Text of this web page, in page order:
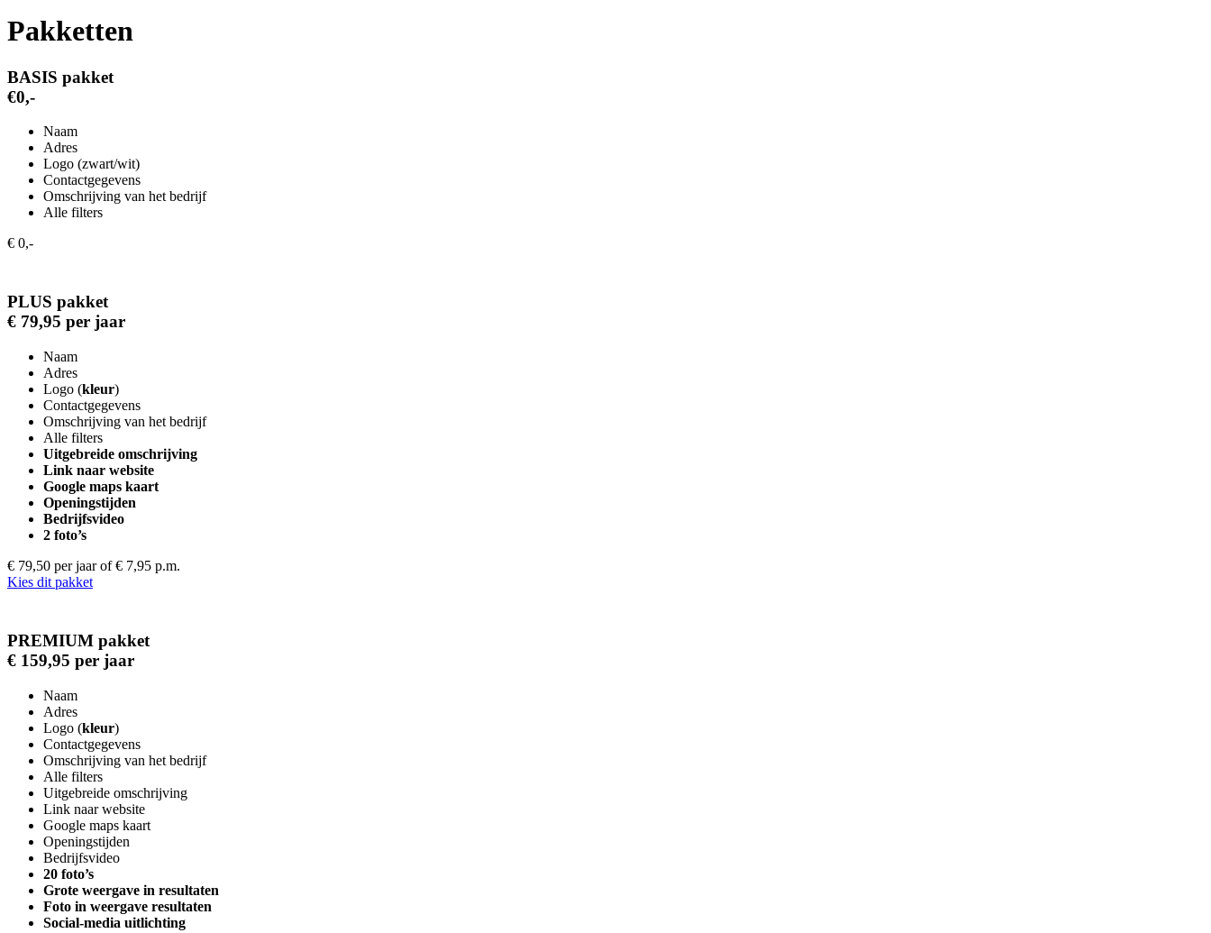
Pakketten
BASIS pakket
€0,-
Naam
Adres
Logo (zwart/wit)
Contactgegevens
Omschrijving van het bedrijf
Alle filters
€ 0,-
PLUS pakket
€ 79,95 per jaar
Naam
Adres
Logo (kleur)
Contactgegevens
Omschrijving van het bedrijf
Alle filters
Uitgebreide omschrijving
Link naar website
Google maps kaart
Openingstijden
Bedrijfsvideo
2 foto’s
€ 79,50 per jaar of € 7,95 p.m.
Kies dit pakket
PREMIUM pakket
€ 159,95 per jaar
Naam
Adres
Logo (kleur)
Contactgegevens
Omschrijving van het bedrijf
Alle filters
Uitgebreide omschrijving
Link naar website
Google maps kaart
Openingstijden
Bedrijfsvideo
20 foto’s
Grote weergave in resultaten
Foto in weergave resultaten
Social-media uitlichting